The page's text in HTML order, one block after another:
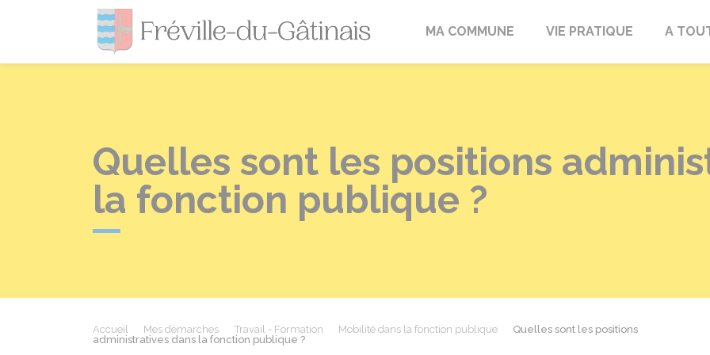
Fréville-du-Gâtinais
MA COMMUNE VIE PRATIQUE A
Quelles sont les positions
la fonction publique ?
Accueil Mes démarches Travail - Formation Mobilité dans la fonction publique
Quelles sont les positions
administratives dans la fonction publique ?